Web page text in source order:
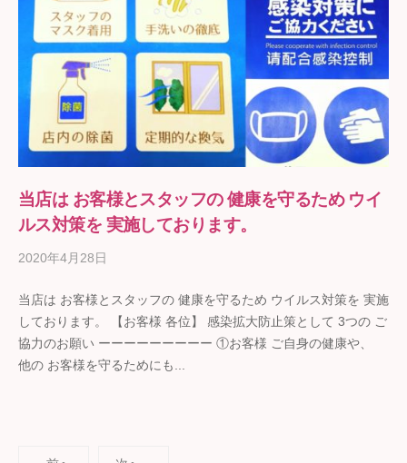
当店は お客様とスタッフの 健康を守るため ウイ
ルス対策を 実施しております。
2020年4月28日
ギ
ト
の
当店は お客様とスタッフの 健康を守るため ウイルス対策を 実施
しております。 【お客様 各位】 感染拡大防止策として 3つの ご
協力のお願い ーーーーーーーーー ①お客様 ご自身の健康や、
他の お客様を守るためにも...